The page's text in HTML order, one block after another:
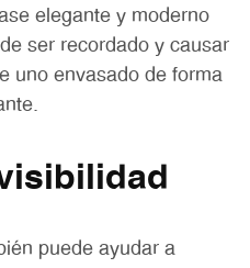
elegante y moderno
ser recordado y causar
uno envasado de forma
puede ayudar a